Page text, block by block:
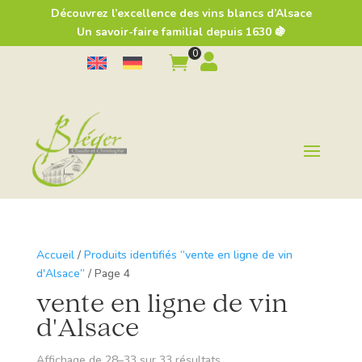
Découvrez l’excellence des vins blancs d’Alsace
Un savoir-faire familial depuis 1630 🍇
0
 
Accueil/ Produits identifiés “vente en ligne de vin
d'Alsace” / Page 4
vente en ligne de vin
d'Alsace